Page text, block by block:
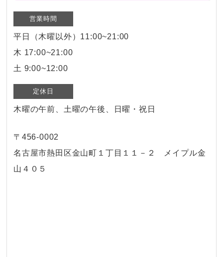
営業時間
平日（木曜以外）11:00~21:00
木 17:00~21:00
土 9:00~12:00
定休日
木曜の午前、土曜の午後、日曜・祝日
〒456-0002
名古屋市熱田区金山町１丁目１１－２ メイプル金
山４０５